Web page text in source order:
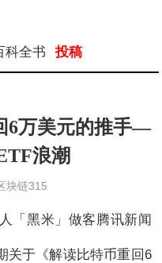
科全书 投稿
6万美元的推手—
浪潮
块链315
「黑米」做客腾讯新闻
关于《解读比特币重回6